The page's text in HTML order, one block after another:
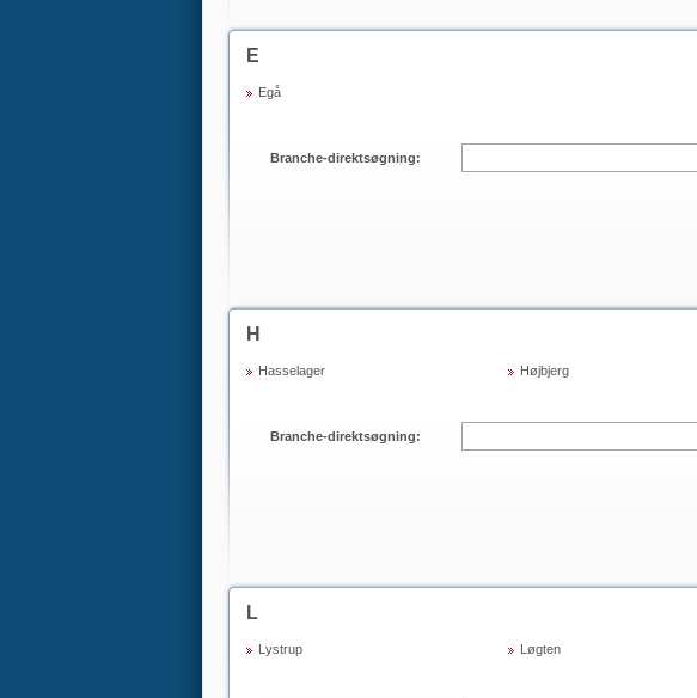
E
Egå
Branche-direktsøgning:
H
Hasselager Højbjerg
Branche-direktsøgning:
L
Lystrup Løgten